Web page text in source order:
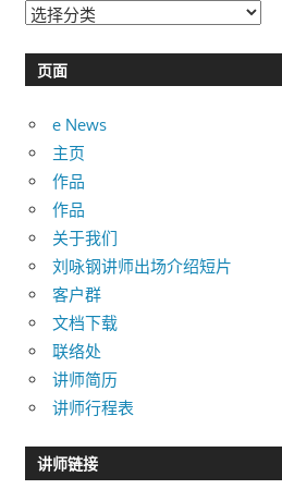
分
目页面
e News
主页
作品
作品
关于我们
刘咏钢讲师出场介绍短片
客户群
文档下载
联络处
讲师简历
讲师行程表
讲师链接